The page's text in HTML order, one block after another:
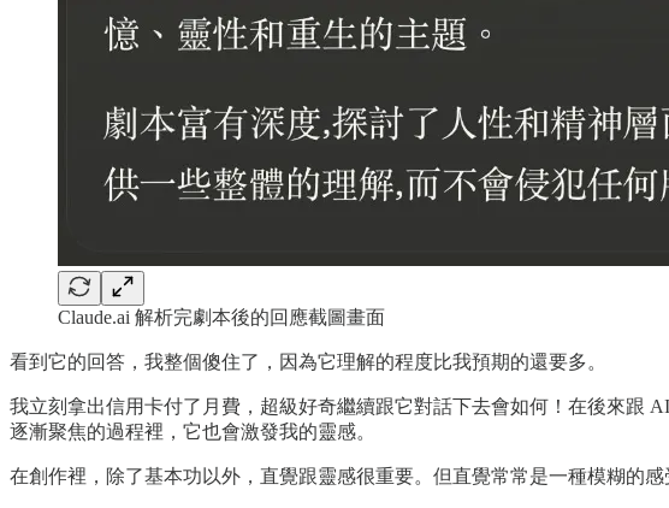
Claude.ai 解析完劇本後的回應截圖畫面
看到它的回答，我整個傻住了，因為它理解的程度比我預期的還要多。
我立刻拿出信用卡付了月費，超級好奇繼續跟它對話下去會如何！在後來跟
逐漸聚焦的過程裡，它也會激發我的靈感。
在創作裡，除了基本功以外，直覺跟靈感很重要。但直覺常常是一種模糊的